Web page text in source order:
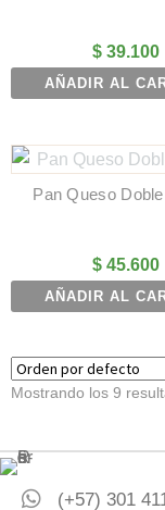
$39.100
AÑADIR AL
Pan Queso
$45.600
AÑADIR AL
Mostrando los 9
(+57) 301